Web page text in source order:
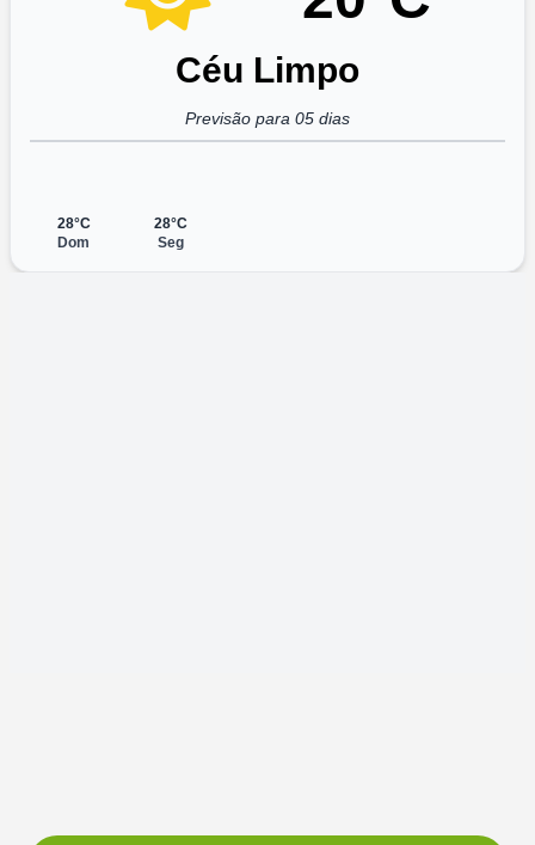
Céu Limpo
Previsão para 05 dias
28°C
Dom
28°C
Seg